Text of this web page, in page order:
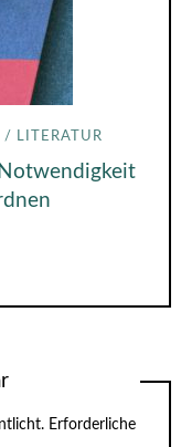
LITERATUR
Erforderliche